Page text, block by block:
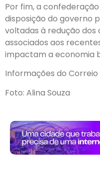
Por fim, a
disposição do governo
voltadas à redução
associados aos
impactam a economia
Informações do Correio
Foto: Alina Souza